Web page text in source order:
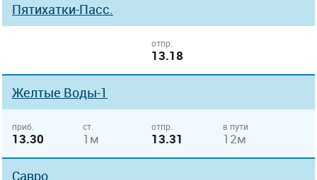
Пятихатки-Пасс.
отпр.
13.18
Желтые Воды-1
приб.
13.30
ст.
1м
отпр.
13.31
в пути
12м
Савро